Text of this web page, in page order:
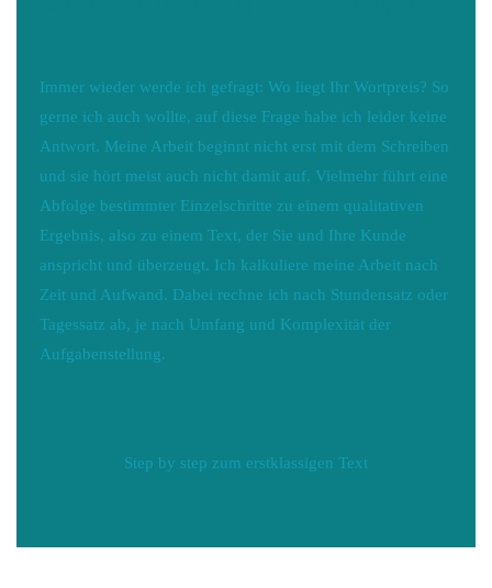
Immer wieder werde ich gefragt: Wo liegt Ihr Wortpreis? So
gerne ich auch wollte, auf diese Frage habe ich leider keine
Antwort. Meine Arbeit beginnt nicht erst mit dem Schreiben
und sie hört meist auch nicht damit auf. Vielmehr führt eine
Abfolge bestimmter Einzelschritte zu einem qualitativen
Ergebnis, also zu einem Text, der Sie und Ihre Kunde
anspricht und überzeugt. Ich kalkuliere meine Arbeit nach
Zeit und Aufwand. Dabei rechne ich nach Stundensatz oder
Tagessatz ab, je nach Umfang und Komplexität der
Aufgabenstellung.
Step by step zum erstklassigen Text